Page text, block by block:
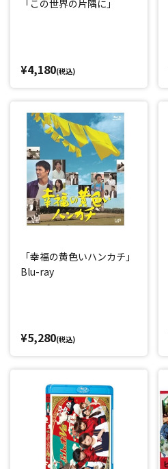
「この世界の片隅に」
¥4,180(税込)
「幸福の黄色いハンカチ」
Blu-ray
¥5,280(税込)